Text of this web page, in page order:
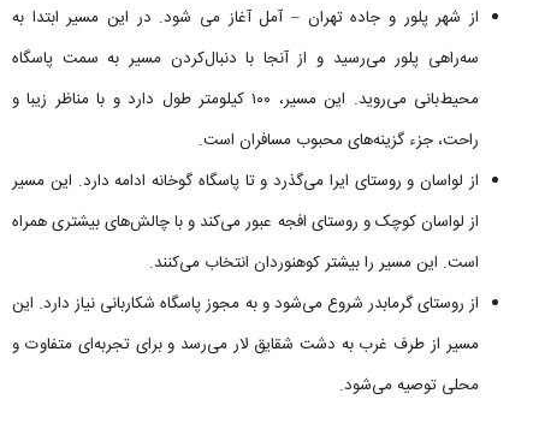
از شهر پلور و جاده تهران – آمل آغاز می شود. در این مسیر ابتدا به
سه‌راهی پلور می‌رسید و از آنجا با دنبال‌کردن مسیر به سمت پاسگاه
محیط‌بانی می‌روید. این مسیر، ۱۰۰ کیلومتر طول دارد و با مناظر زیبا و
راحت، جزء گزینه‌های محبوب مسافران است.
از لواسان و روستای ایرا می‌گذرد و تا پاسگاه گوخانه ادامه دارد. این مسیر
از لواسان کوچک و روستای افجه عبور می‌کند و با چالش‌های بیشتری همراه
است. این مسیر را بیشتر کوهنوردان انتخاب می‌کنند.
از روستای گرمابدر شروع می‌شود و به مجوز پاسگاه شکاربانی نیاز دارد. این
مسیر از طرف غرب به دشت شقایق لار می‌رسد و برای تجربه‌ای متفاوت و
محلی توصیه می‌شود.